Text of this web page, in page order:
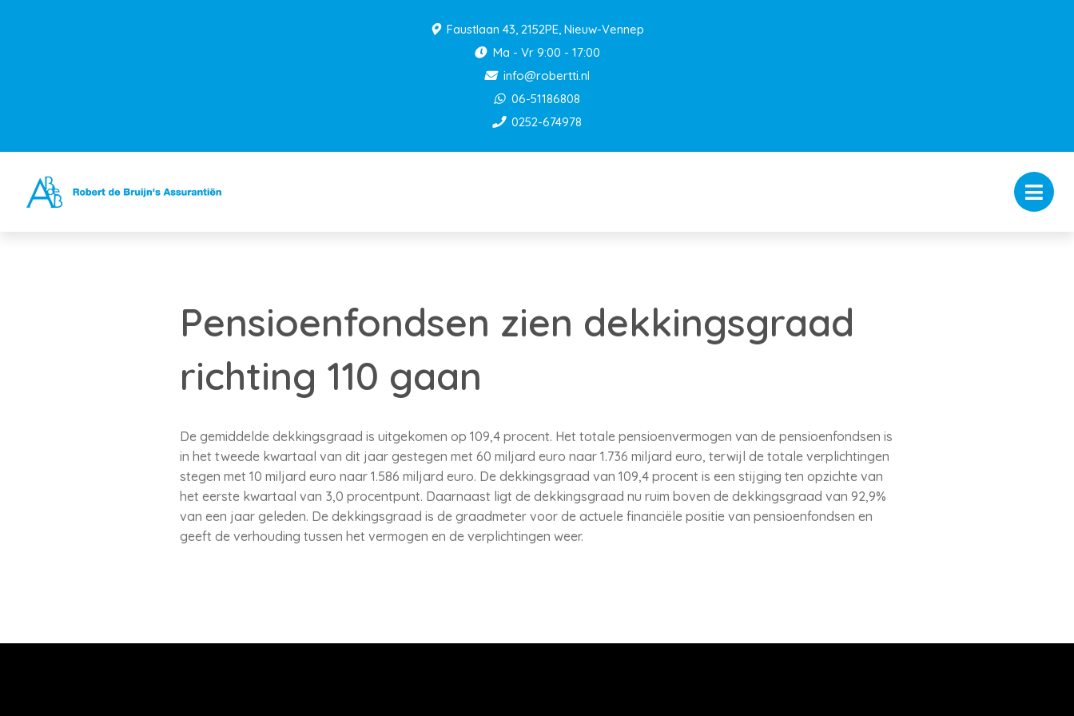
Faustlaan 43, 2152PE, Nieuw-Vennep
Ma - Vr 9:00 - 17:00
info@robertti.nl
06-51186808
0252-674978
Pensioenfondsen zien dekkingsgraad
richting 110 gaan
De gemiddelde dekkingsgraad is uitgekomen op 109,4 procent. Het totale pensioenvermogen van de pensioenfondsen is
in het tweede kwartaal van dit jaar gestegen met 60 miljard euro naar 1.736 miljard euro, terwijl de totale verplichtingen
stegen met 10 miljard euro naar 1.586 miljard euro. De dekkingsgraad van 109,4 procent is een stijging ten opzichte van
het eerste kwartaal van 3,0 procentpunt. Daarnaast ligt de dekkingsgraad nu ruim boven de dekkingsgraad van 92,9%
van een jaar geleden. De dekkingsgraad is de graadmeter voor de actuele financiële positie van pensioenfondsen en
geeft de verhouding tussen het vermogen en de verplichtingen weer.